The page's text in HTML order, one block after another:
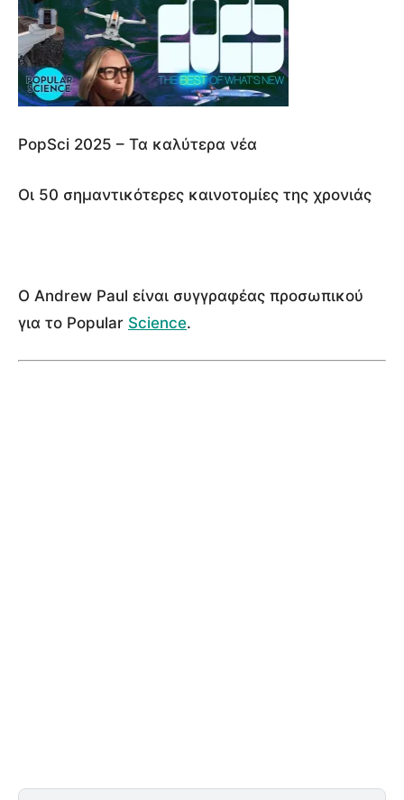
PopSci 2025 – Τα καλύτερα νέα
Οι 50 σημαντικότερες καινοτομίες της χρονιάς
Ο Andrew Paul είναι συγγραφέας προσωπικού
για το Popular Science.